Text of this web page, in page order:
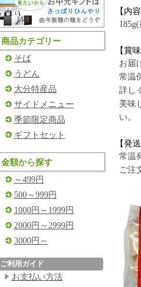
【内
【賞
お届
常温
詳し
美味
い。
【発
常温
ご注
商品カテゴリー
そば
うどん
大分特産品
サイドメニュー
季節限定商品
ギフトセット
金額から探す
～499円
500～999円
1000円～1999円
2000円～2999円
3000円～
ご利用ガイド
お支払い方法